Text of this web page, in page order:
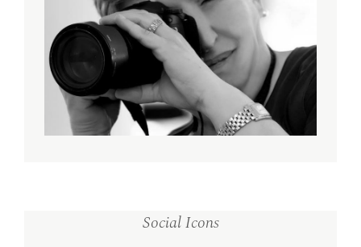
Social Icons